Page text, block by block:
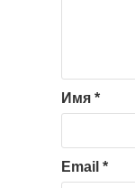
Имя *
Email *